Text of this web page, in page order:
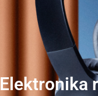
Elektronika